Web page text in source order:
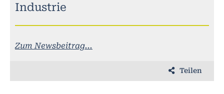
Industrie
Zum Newsbeitrag...
Teilen